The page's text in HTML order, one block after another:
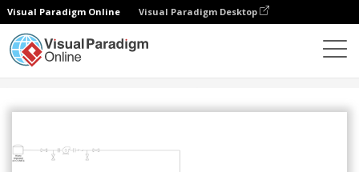
Visual Paradigm Online Visual Paradigm Desktop